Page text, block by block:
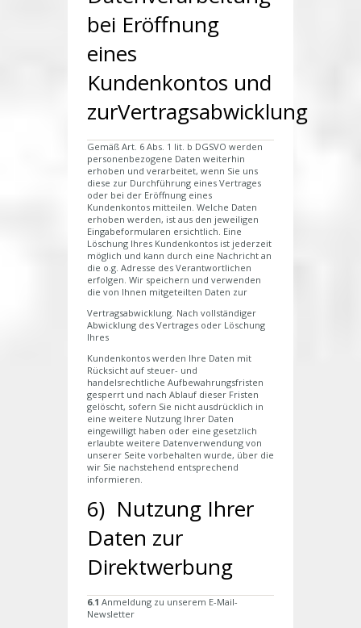
bei Eröffnung
eines
Kundenkontos und
zurVertragsabwicklung
Gemäß Art. 6 Abs. 1 lit. b DGSVO werden
personenbezogene Daten weiterhin
erhoben und verarbeitet, wenn Sie uns
diese zur Durchführung eines Vertrages
oder bei der Eröffnung eines
Kundenkontos mitteilen. Welche Daten
erhoben werden, ist aus den jeweiligen
Eingabeformularen ersichtlich. Eine
Löschung Ihres Kundenkontos ist jederzeit
möglich und kann durch eine Nachricht an
die o.g. Adresse des Verantwortlichen
erfolgen. Wir speichern und verwenden
die von Ihnen mitgeteilten Daten zur
Vertragsabwicklung. Nach vollständiger
Abwicklung des Vertrages oder Löschung
Ihres
Kundenkontos werden Ihre Daten mit
Rücksicht auf steuer- und
handelsrechtliche Aufbewahrungsfristen
gesperrt und nach Ablauf dieser Fristen
gelöscht, sofern Sie nicht ausdrücklich in
eine weitere Nutzung Ihrer Daten
eingewilligt haben oder eine gesetzlich
erlaubte weitere Datenverwendung von
unserer Seite vorbehalten wurde, über die
wir Sie nachstehend entsprechend
informieren.
6) Nutzung Ihrer
Daten zur
Direktwerbung
6.1 Anmeldung zu unserem E-Mail-
Newsletter